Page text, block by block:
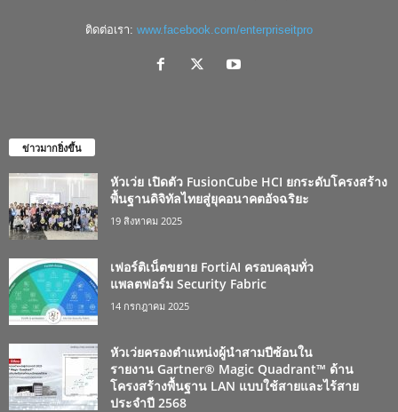
ติดต่อเรา: www.facebook.com/enterpriseitpro
ข่าวมากยิ่งขึ้น
หัวเว่ย เปิดตัว FusionCube HCI ยกระดับโครงสร้าง
พื้นฐานดิจิทัลไทยสู่ยุคอนาคตอัจฉริยะ
19 สิงหาคม 2025
เฟอร์ติเน็ตขยาย FortiAI ครอบคลุมทั่ว
แพลตฟอร์ม Security Fabric
14 กรกฎาคม 2025
หัวเว่ยครองตำแหน่งผู้นำสามปีซ้อนใน
รายงาน Gartner® Magic Quadrant™ ด้าน
โครงสร้างพื้นฐาน LAN แบบใช้สายและไร้สาย
ประจำปี 2568